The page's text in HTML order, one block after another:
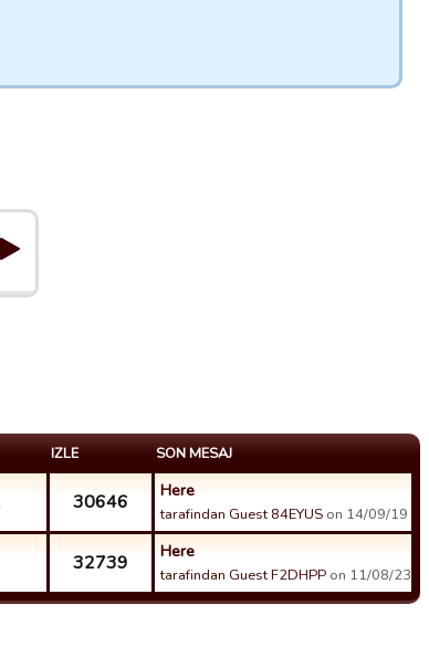
IZLE SON MESAJ
30646 Here
tarafindan Guest 84EYUS on 14/09/19
32739 Here
tarafindan Guest F2DHPP on 11/08/23